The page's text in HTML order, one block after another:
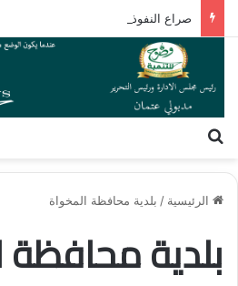
الرئيسية / بلدية محافظة المخواة
بلدية محافظة